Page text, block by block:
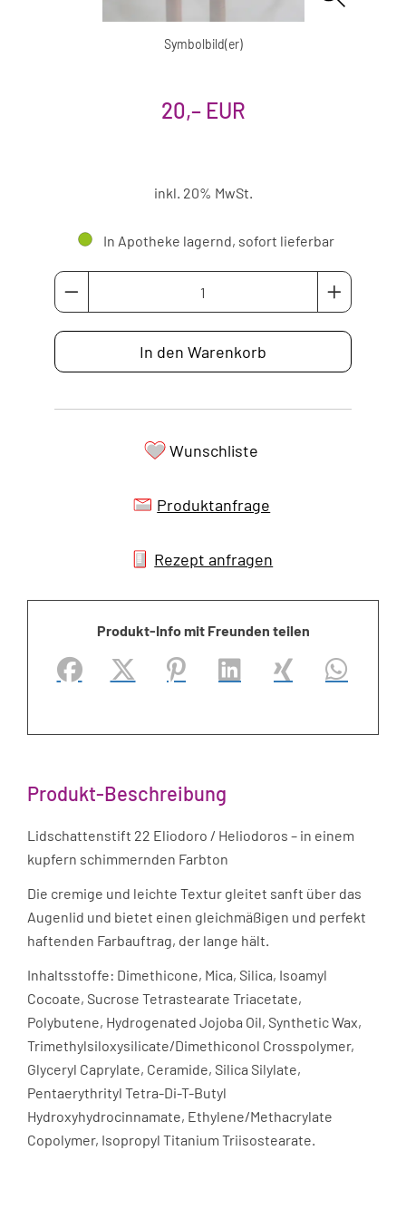
Symbolbild(er)
20,– EUR
inkl. 20% MwSt.
In Apotheke lagernd, sofort lieferbar
In den Warenkorb
Wunschliste
Produktanfrage
Rezept anfragen
Produkt-Info mit Freunden teilen
Facebook
X PinterestLinkedInXing
Produkt-Beschreibung
Lidschattenstift 22 Eliodoro / Heliodoros – in einem
kupfern schimmernden Farbton
Die cremige und leichte Textur gleitet sanft über das
Augenlid und bietet einen gleichmäßigen und perfekt
haftenden Farbauftrag, der lange hält.
Inhaltsstoffe: Dimethicone, Mica, Silica, Isoamyl
Cocoate, Sucrose Tetrastearate Triacetate,
Polybutene, Hydrogenated Jojoba Oil, Synthetic Wax,
Trimethylsiloxysilicate/Dimethiconol Crosspolymer,
Glyceryl Caprylate, Ceramide, Silica Silylate,
Pentaerythrityl Tetra-Di-T-Butyl
Hydroxyhydrocinnamate, Ethylene/Methacrylate
Copolymer, Isopropyl Titanium Triisostearate.